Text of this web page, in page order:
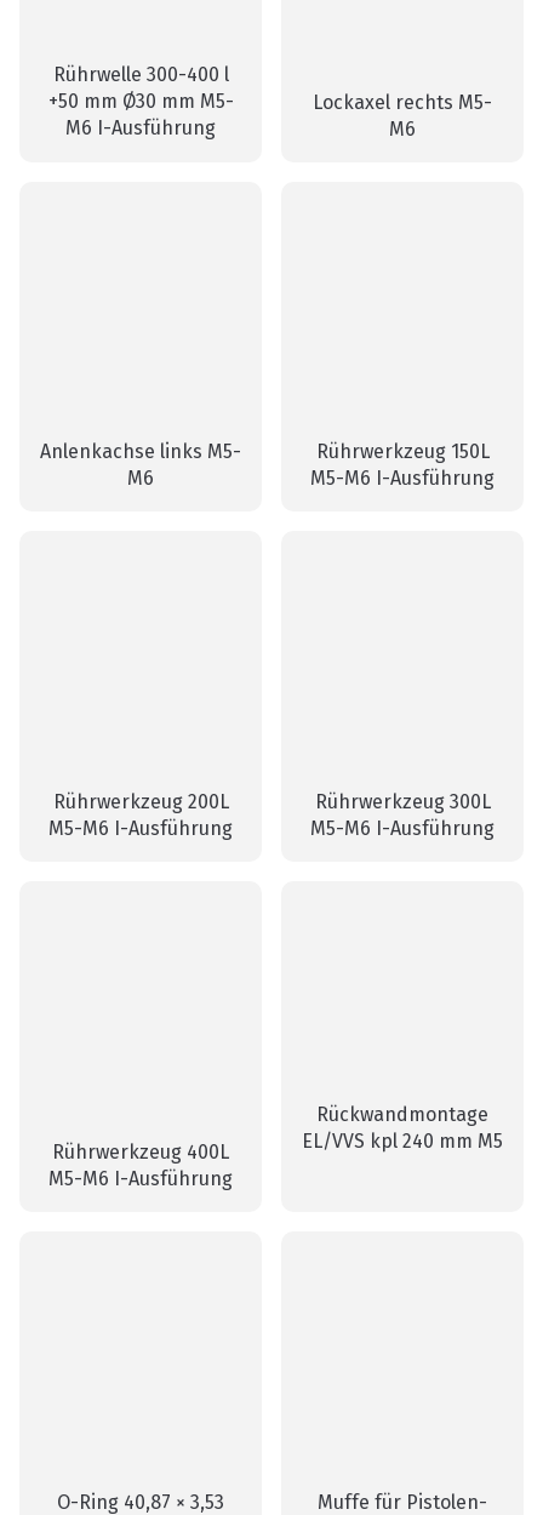
Rührwelle 300-400 l
+50 mm Ø30 mm M5-
M6 I-Ausführung
Lockaxel rechts M5-
M6
Anlenkachse links M5-
M6
Rührwerkzeug 150L
M5-M6 I-Ausführung
Rührwerkzeug 200L
M5-M6 I-Ausführung
Rührwerkzeug 300L
M5-M6 I-Ausführung
Rührwerkzeug 400L
M5-M6 I-Ausführung
Rückwandmontage
EL/VVS kpl 240 mm M5
O-Ring 40,87 × 3,53
Muffe für Pistolen-